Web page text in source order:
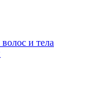
и тела